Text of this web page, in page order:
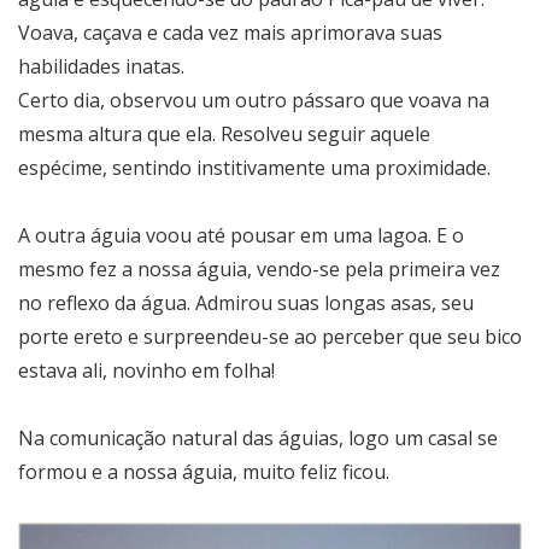
Voava, caçava e cada vez mais aprimorava suas
habilidades inatas.
Certo dia, observou um outro pássaro que voava na
mesma altura que ela. Resolveu seguir aquele
espécime, sentindo institivamente uma proximidade.
A outra águia voou até pousar em uma lagoa. E o
mesmo fez a nossa águia, vendo-se pela primeira vez
no reflexo da água. Admirou suas longas asas, seu
porte ereto e surpreendeu-se ao perceber que seu bico
estava ali, novinho em folha!
Na comunicação natural das águias, logo um casal se
formou e a nossa águia, muito feliz ficou.